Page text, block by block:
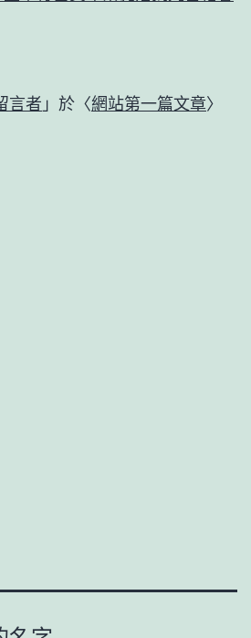
言者 」於〈網站第一篇文章〉